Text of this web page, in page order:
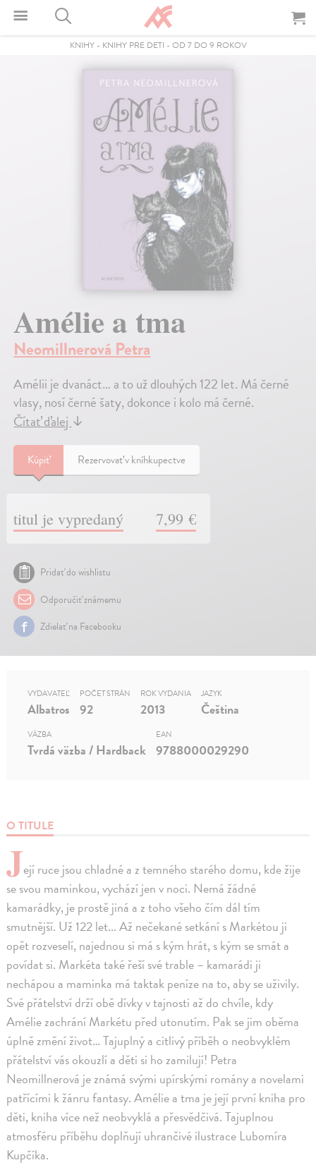
KNIHY- KNIHY PRE DETI - OD 7 DO 9 ROKOV
Amélie a tma
Neomillnerová Petra
Amélii je dvanáct… a to už dlouhých 122 let. Má černé
vlasy, nosí černé šaty, dokonce i kolo má černé.
Čítať ďalej↓
Kúpiť Rezervovať v kníhkupectve
titul je vypredaný 7,99 €
Pridať do wishlistu
Odporučiť známemu
Zdielať na Facebooku
O TITULE
Její ruce jsou chladné a z temného starého domu, kde žije
se svou maminkou, vychází jen v noci. Nemá žádné
kamarádky, je prostě jiná a z toho všeho čím dál tím
smutnější. Už 122 let... Až nečekané setkání s Markétou ji
opět rozveselí, najednou si má s kým hrát, s kým se smát a
povídat si. Markéta také řeší své trable – kamarádi ji
nechápou a maminka má taktak peníze na to, aby se uživily.
Své přátelství drží obě dívky v tajnosti až do chvíle, kdy
Amélie zachrání Markétu před utonutím. Pak se jim oběma
úplně změní život… Tajuplný a citlivý příběh o neobvyklém
přátelství vás okouzlí a děti si ho zamilují! Petra
Neomillnerová je známá svými upírskými romány a novelami
patřícími k žánru fantasy. Amélie a tma je její první kniha pro
děti, kniha více než neobvyklá a přesvědčivá. Tajuplnou
atmosféru příběhu doplňují uhrančivé ilustrace Lubomíra
Kupčíka.
VYDAVATEĽ
Albatros
POČET STRÁN
92
ROK VYDANIA
2013
JAZYK
Čeština
VÄZBA
Tvrdá väzba / Hardback
EAN
9788000029290